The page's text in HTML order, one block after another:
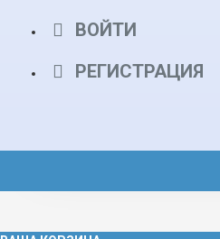
ВОЙТИ
РЕГИСТРАЦИЯ